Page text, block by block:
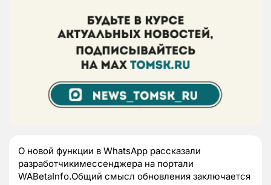
О новой функции в WhatsApp рассказали
разработчикимессенджера на портали
WABetaInfo.Общий смысл обновления заключается